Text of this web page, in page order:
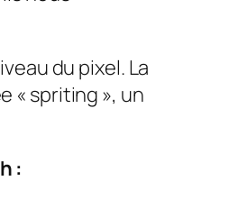
du pixel. La
« spriting », un
: